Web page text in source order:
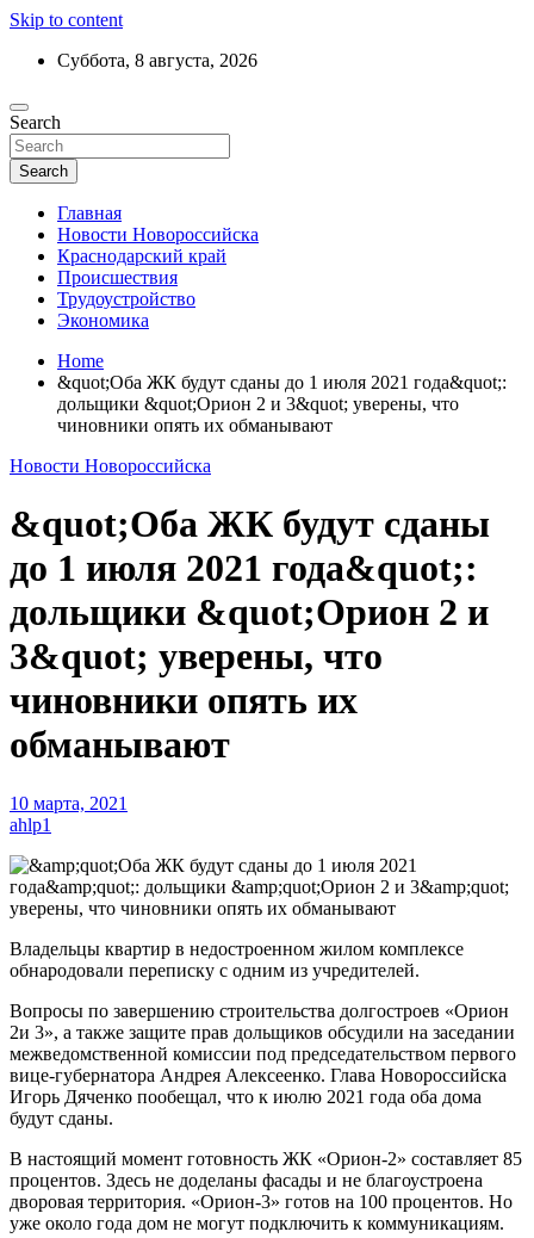
Skip to content
Суббота, 8 августа, 2026
Актуальные новости Новороссийска и
Краснодарского края
Ежедневный дайджест событий региона
Search
Search
Главная
Новости Новороссийска
Краснодарский край
Происшествия
Трудоустройство
Экономика
Home
&quot;Оба ЖК будут сданы до 1 июля 2021 года&quot;:
дольщики &quot;Орион 2 и 3&quot; уверены, что
чиновники опять их обманывают
Новости Новороссийска
&quot;Оба ЖК будут сданы
до 1 июля 2021 года&quot;:
дольщики &quot;Орион 2 и
3&quot; уверены, что
чиновники опять их
обманывают
10 марта, 2021
ahlp1
Владельцы квартир в недостроенном жилом комплексе
обнародовали переписку с одним из учредителей.
Вопросы по завершению строительства долгостроев «Орион
2и 3», а также защите прав дольщиков обсудили на заседании
межведомственной комиссии под председательством первого
вице-губернатора Андрея Алексеенко. Глава Новороссийска
Игорь Дяченко пообещал, что к июлю 2021 года оба дома
будут сданы.
В настоящий момент готовность ЖК «Орион-2» составляет 85
процентов. Здесь не доделаны фасады и не благоустроена
дворовая территория. «Орион-3» готов на 100 процентов. Но
уже около года дом не могут подключить к коммуникациям.